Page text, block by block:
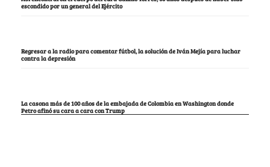
escondido por un general del Ejército
Regresar a la radio para comentar fútbol, la solución de Iván Mejía para luchar
contra la depresión
La casona más de 100 años de la embajada de Colombia en Washington donde
Petro afinó su cara a cara con Trump